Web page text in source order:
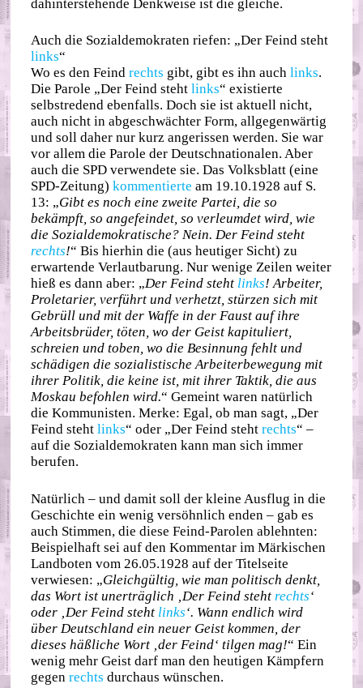
dahinterstehende Denkweise ist die gleiche.
Auch die Sozialdemokraten riefen: „Der Feind steht
links“
Wo es den Feindrechts gibt, gibt es ihn auchlinks.
Die Parole „Der Feind stehtlinks“ existierte
selbstredend ebenfalls. Doch sie ist aktuell nicht,
auch nicht in abgeschwächter Form, allgegenwärtig
und soll daher nur kurz angerissen werden. Sie war
vor allem die Parole der Deutschnationalen. Aber
auch die SPD verwendete sie. Das Volksblatt (eine
SPD-Zeitung)kommentierte am 19.10.1928 auf S.
13: „Gibt es noch eine zweite Partei, die so
bekämpft, so angefeindet, so verleumdet wird, wie
die Sozialdemokratische? Nein. Der Feind steht
rechts!“ Bis hierhin die (aus heutiger Sicht) zu
erwartende Verlautbarung. Nur wenige Zeilen weiter
hieß es dann aber: „Der Feind steht links! Arbeiter,
Proletarier, verführt und verhetzt, stürzen sich mit
Gebrüll und mit der Waffe in der Faust auf ihre
Arbeitsbrüder, töten, wo der Geist kapituliert,
schreien und toben, wo die Besinnung fehlt und
schädigen die sozialistische Arbeiterbewegung mit
ihrer Politik, die keine ist, mit ihrer Taktik, die aus
Moskau befohlen wird.“ Gemeint waren natürlich
die Kommunisten. Merke: Egal, ob man sagt, „Der
Feind stehtlinks“ oder „Der Feind stehtrechts“ –
auf die Sozialdemokraten kann man sich immer
berufen.
Natürlich – und damit soll der kleine Ausflug in die
Geschichte ein wenig versöhnlich enden – gab es
auch Stimmen, die diese Feind-Parolen ablehnten:
Beispielhaft sei auf den Kommentar im Märkischen
Landboten vom 26.05.1928 auf der Titelseite
verwiesen: „Gleichgültig, wie man politisch denkt,
das Wort ist unerträglich ‚Der Feind steht rechts‘
oder ‚Der Feind steht links‘. Wann endlich wird
über Deutschland ein neuer Geist kommen, der
dieses häßliche Wort ‚der Feind‘ tilgen mag!“ Ein
wenig mehr Geist darf man den heutigen Kämpfern
gegenrechts durchaus wünschen.